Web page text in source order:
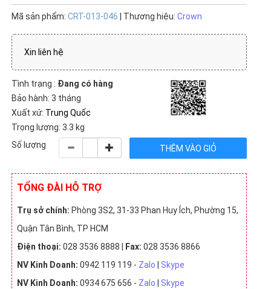
Mã sản phẩm:CRT-013-046 | Thương hiệu:Crown
Xin liên hệ
Tình trạng : Đang có hàng
Bảo hành: 3 tháng
Xuất xứ: Trung Quốc
Trọng lượng: 3.3 kg
Số lượng
TỔNG ĐÀI HỖ TRỢ
Trụ sở chính: Phòng 3S2, 31-33 Phan Huy Ích, Phường 15,
Quận Tân Bình, TP HCM
Điện thoại: 028 3536 8888 | Fax: 028 3536 8866
NV Kinh Doanh: 0942 119 119 - Zalo
Skype
NV Kinh Doanh: 0934 675 656 - Zalo Skype